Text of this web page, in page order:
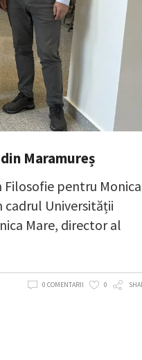
Maramureș
pentru Monica
cadrul Universității
Mare, director al
0 COMENTARII 0